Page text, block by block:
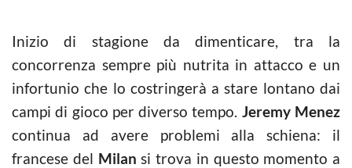
Inizio di stagione da dimenticare, tra la
concorrenza sempre più nutrita in attacco e un
infortunio che lo costringerà a stare lontano dai
campi di gioco per diverso tempo. Jeremy Menez
continua ad avere problemi alla schiena: il
francese del Milansi trova in questo momento a